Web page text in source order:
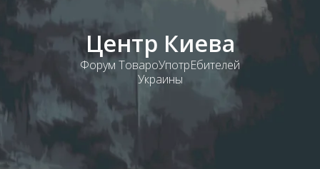
Центр Киева
Форум ТовароУпотрЕбителей
Украины